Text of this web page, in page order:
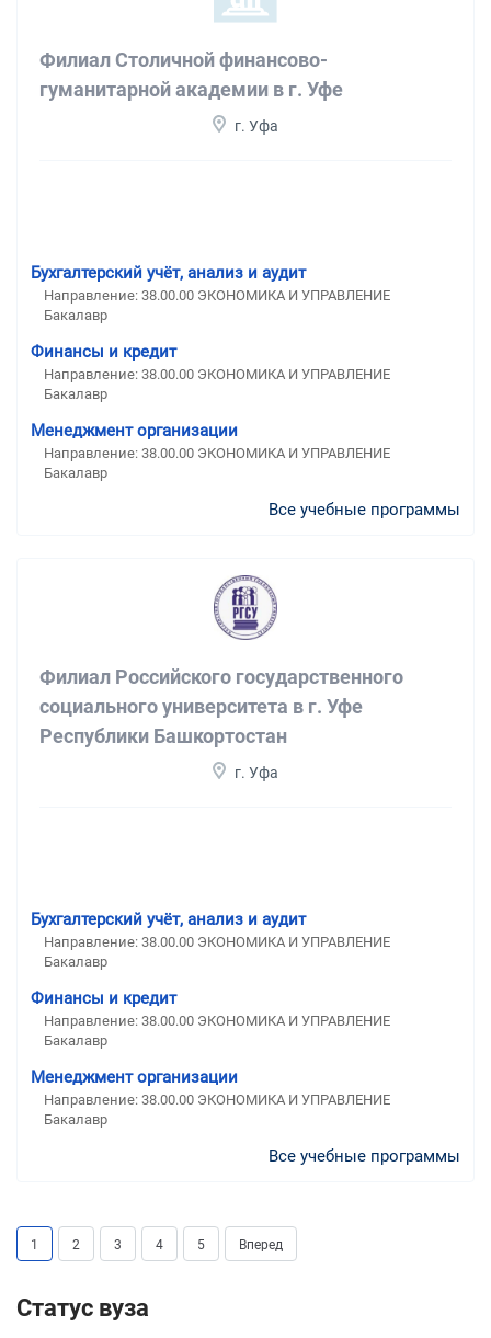
Филиал Столичной финансово-
гуманитарной академии в г. Уфе
г. Уфа
Бухгалтерский учёт, анализ и аудит
Направление: 38.00.00 ЭКОНОМИКА И УПРАВЛЕНИЕ
Бакалавр
Финансы и кредит
Направление: 38.00.00 ЭКОНОМИКА И УПРАВЛЕНИЕ
Бакалавр
Менеджмент организации
Направление: 38.00.00 ЭКОНОМИКА И УПРАВЛЕНИЕ
Бакалавр
Все учебные программы
Филиал Российского государственного
социального университета в г. Уфе
Республики Башкортостан
г. Уфа
Бухгалтерский учёт, анализ и аудит
Направление: 38.00.00 ЭКОНОМИКА И УПРАВЛЕНИЕ
Бакалавр
Финансы и кредит
Направление: 38.00.00 ЭКОНОМИКА И УПРАВЛЕНИЕ
Бакалавр
Менеджмент организации
Направление: 38.00.00 ЭКОНОМИКА И УПРАВЛЕНИЕ
Бакалавр
Все учебные программы
1 2 3 4 5 Вперед
Статус вуза